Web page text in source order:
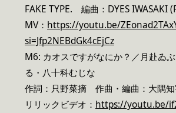
FAKE TYPE. 編曲：DYES IWASAKI
MV： https://youtu.be/
si=Jfp2NEBdGk4cEjCz
M6: カオスですがなにか？／月赴ゐ
る・八十科むじな
作詞：只野菜摘 作曲・編曲：大隅
リリックビデオ： https://youtu.be/